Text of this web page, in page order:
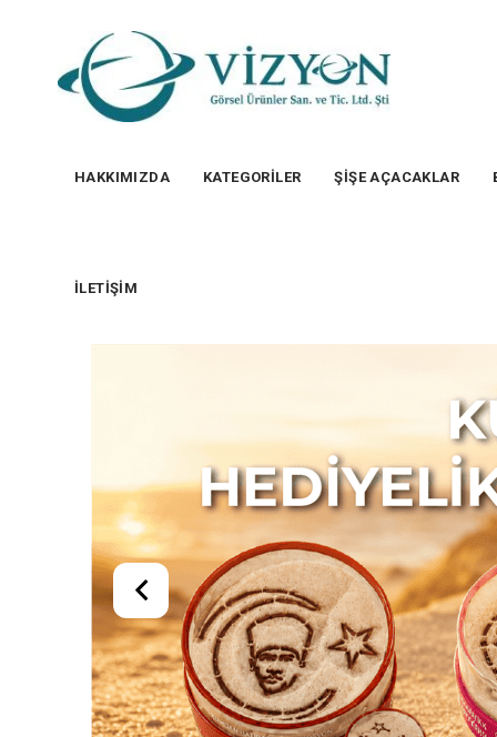
HAKKIMIZDA KATEGORİLER ŞİŞE AÇACAKLAR
İLETİŞİM